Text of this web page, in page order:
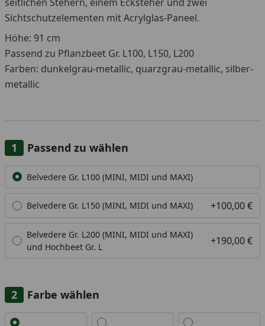
Sichtschutzelementen mit Acrylglas-Paneel.
Höhe: 91 cm
Passend zu Pflanzbeet Gr. L100, L150, L200
Farben: dunkelgrau-metallic, quarzgrau-metallic, silber-
metallic
Passend zu wählen
Alle anzeigen (3)
Belvedere Gr. L100 (MINI, MIDI und MAXI)
Belvedere Gr. L150 (MINI, MIDI und MAXI) +100,00 €
Belvedere Gr. L200 (MINI, MIDI und MAXI)
und Hochbeet Gr. L
+190,00 €
Farbe wählen
Alle anzeigen (3)